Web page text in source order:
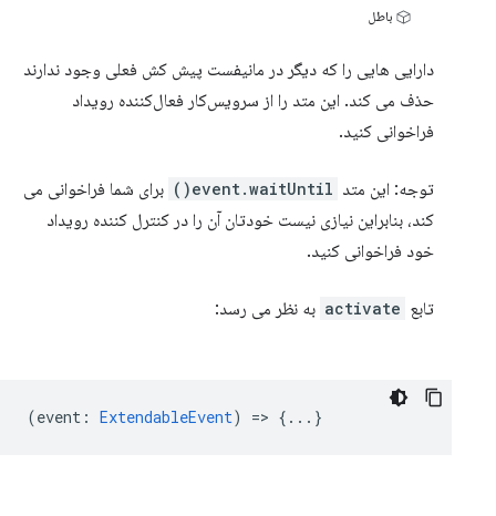
باطل
دارایی هایی را که دیگر در مانیفست پیش کش فعلی وجود ندارند
حذف می کند. این متد را از سرویس‌کار فعال‌کننده رویداد
فراخوانی کنید.
توجه: این متد event.waitUntil()
برای شما فراخوانی می
کند، بنابراین نیازی نیست خودتان آن را در کنترل کننده رویداد
خود فراخوانی کنید.
تابع activate به نظر می رسد:
(event : ExtendableEvent) => {...}